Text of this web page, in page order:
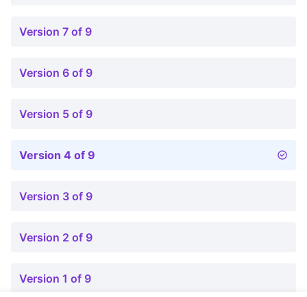
Version 7 of 9
Version 6 of 9
Version 5 of 9
Version 4 of 9
Version 3 of 9
Version 2 of 9
Version 1 of 9